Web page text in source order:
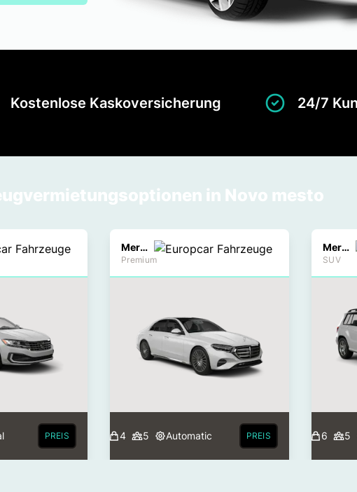
Kostenlose Kaskoversicherung 24/7
in Novo mesto
PREIS
Mercedes E Class
Premium
4 5 Automatic PREIS
Mercedes GLK
SUV
6 5